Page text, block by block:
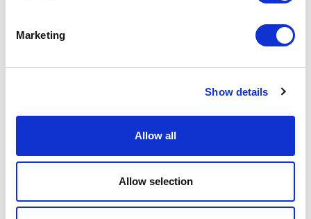
Marketing
Show details
Allow all
Allow selection
APLICADA